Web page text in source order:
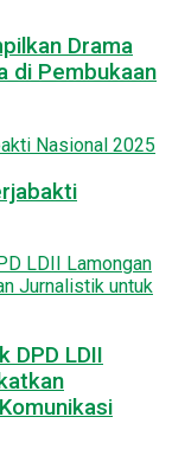
Drama
di Pembukaan
DPD LDII